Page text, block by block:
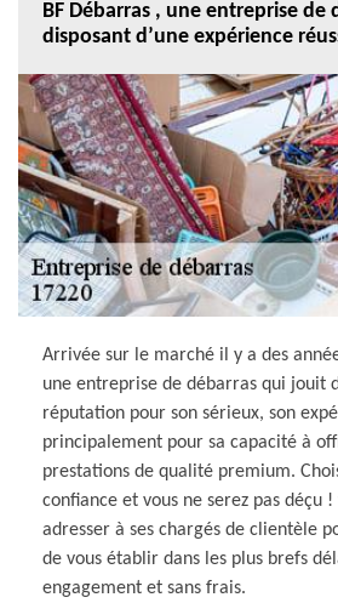
BF Débarras , une entreprise de
disposant d’une expérience
Arrivée sur le marché il y a des
une entreprise de débarras qui jouit
réputation pour son sérieux, son
principalement pour sa capacité à
prestations de qualité premium.
confiance et vous ne serez pas déçu !
adresser à ses chargés de clientèle
de vous établir dans les plus brefs
engagement et sans frais.